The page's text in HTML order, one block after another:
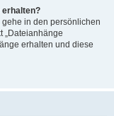
erhalten?
in den persönlichen
„Dateianhänge
erhalten und diese